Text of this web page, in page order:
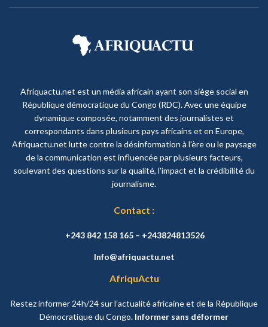
Afriquactu.net est un média africain ayant son siège social en
République démocratique du Congo (RDC). Avec une équipe
dynamique composée, notamment des journalistes et
correspondants dans plusieurs pays africains et en Europe,
Afriquactu.net lutte contre la désinformation à l'ère ou le paysage
de la communication est influencée par plusieurs facteurs,
soulevant des questions sur la qualité, l'impact et la crédibilité du
journalisme.
Contact :
+243 842 158 165 – +243824813526
Info@afriquactu.net
AfriquActu
Restez informer 24h/24 sur l’actualité africaine et de la République
Démocratique du Congo. Informer sans déformer